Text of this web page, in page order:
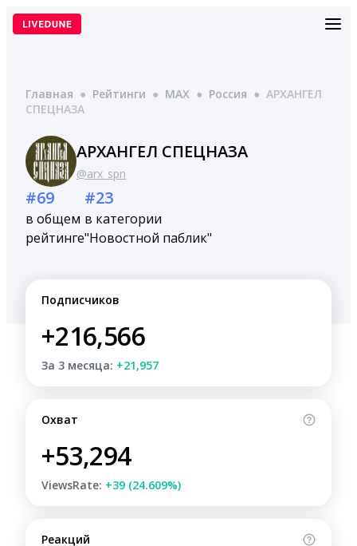
Перейти
Главная ● Рейтинги ● MAX ● Россия ● АРХАНГЕЛ
СПЕЦНАЗА
АРХАНГЕЛ СПЕЦНАЗА
@arx_spn
#69
в общем
рейтинге
#23
в категории
"Новостной паблик"
Подписчиков
+216,566
За 3 месяца: +21,957
Охват
+53,294
ViewsRate: +39 (24.609%)
Реакций